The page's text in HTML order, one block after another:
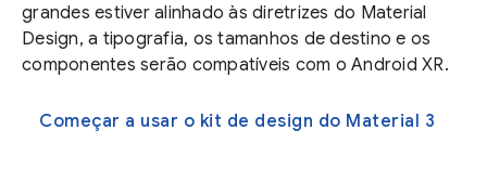
grandes estiver alinhado às diretrizes do Material
Design, a tipografia, os tamanhos de destino e os
componentes serão compatíveis com o Android XR.
Começar a usar o kit de design do Material 3